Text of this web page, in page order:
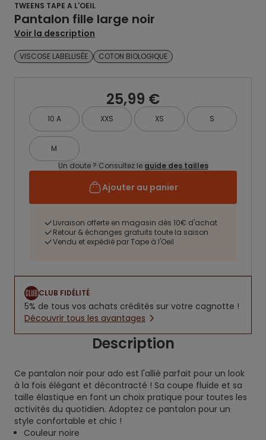
TWEENS TAPE A L'OEIL
Pantalon fille large noir
Voir la description
VISCOSE LABELLISÉE COTON BIOLOGIQUE
25,99 €
10 A XXS XS S
M
Un doute ? Consultez le guide des tailles
Ajouter au panier
Livraison offerte en magasin dès 10€ d'achat
Retour & échanges gratuits toute la saison
Vendu et expédié par Tape à l'Oeil
CLUB FIDÉLITÉ
5% de tous vos achats crédités sur votre cagnotte !
Découvrir tous les avantages
Description
Ce pantalon noir pour ado est l'allié parfait pour un look
à la fois élégant et décontracté ! Sa coupe fluide et sa
taille élastique en font un choix pratique pour toutes les
activités du quotidien. Adoptez ce pantalon pour un
style confortable et chic !
Couleur noire